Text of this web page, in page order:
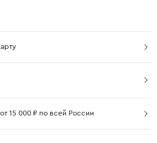
15 000 ₽ по всей России